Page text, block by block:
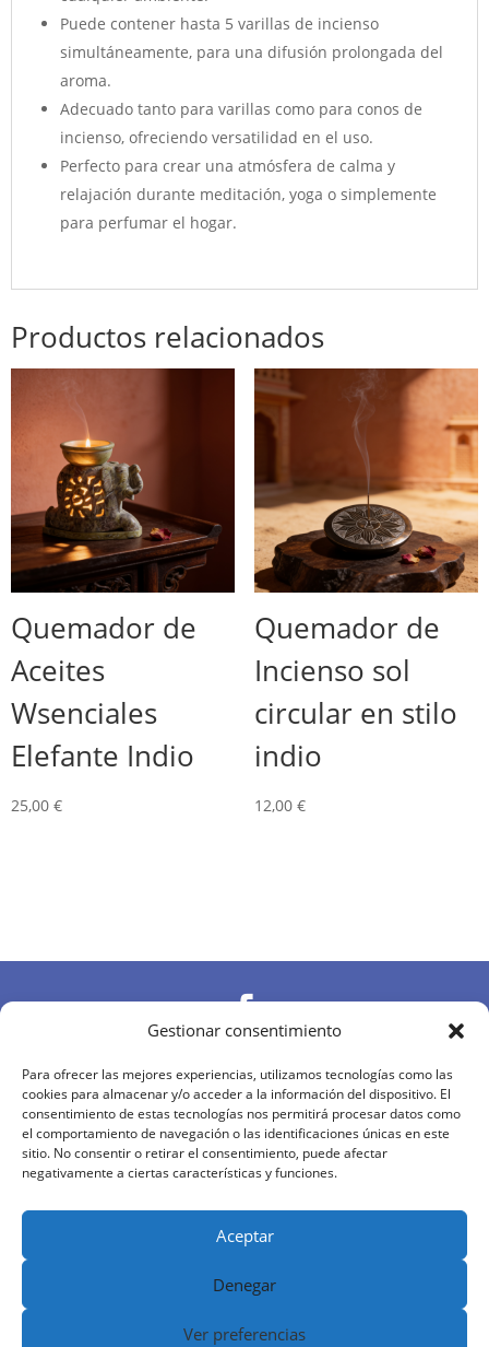
Gestionar consentimiento
Para ofrecer las mejores experiencias, utilizamos tecnologías como las
cookies para almacenar y/o acceder a la información del dispositivo. El
consentimiento de estas tecnologías nos permitirá procesar datos como
el comportamiento de navegación o las identificaciones únicas en este
sitio. No consentir o retirar el consentimiento, puede afectar
negativamente a ciertas características y funciones.
Aceptar
Denegar
Ver preferencias
Puede contener hasta 5 varillas de incienso
simultáneamente, para una difusión prolongada del
aroma.
Adecuado tanto para varillas como para conos de
incienso, ofreciendo versatilidad en el uso.
Perfecto para crear una atmósfera de calma y
relajación durante meditación, yoga o simplemente
para perfumar el hogar.
Productos relacionados
Quemador de
Aceites
Wsenciales
Elefante Indio
25,00 €
Quemador de
Incienso sol
circular en stilo
indio
12,00 €



Política de Privacidad|Política de Cookies